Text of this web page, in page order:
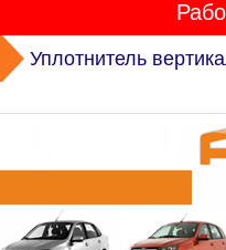
Комплект ГРМ